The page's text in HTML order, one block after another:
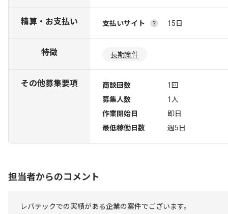
精算・お支払い 支払いサイト 15日
特徴 長期案件
その他募集要項 商談回数
1回
募集人数
1人
作業開始日
即日
最低稼働日数
週5日
担当者からのコメント
レバテックでの実績がある企業の案件でございます。